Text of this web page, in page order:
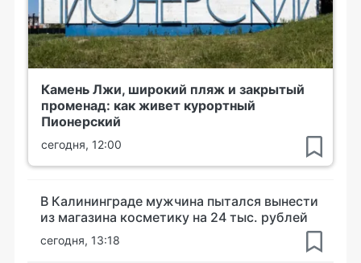
Камень Лжи, широкий пляж и закрытый
променад: как живет курортный
Пионерский
сегодня, 12:00
В Калининграде мужчина пытался вынести
из магазина косметику на 24 тыс. рублей
сегодня, 13:18